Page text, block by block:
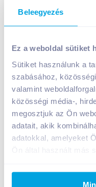
Beleegyezés
Ez a weboldal sütiket
Sütiket használunk a
szabásához,
valamint
közösségi média-,
megosztjuk az Ön
adatait, akik
adatokkal, amelyeket
Ön által használt más
San Benedetto zöld
Nettó